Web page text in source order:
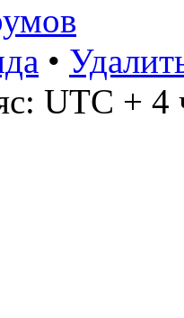
•
UTC + 4